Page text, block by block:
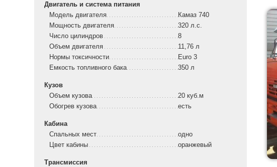
Двигатель и система питания
Модель двигателя
Камаз 740
Мощность двигателя
320 л.с.
Число цилиндров
8
Объем двигателя
11,76 л
Нормы токсичности
Euro 3
Емкость топливного бака
350 л
Кузов
Объем кузова
20 куб.м
Обогрев кузова
есть
Кабина
Спальных мест
одно
Цвет кабины
оранжевый
Трансмиссия